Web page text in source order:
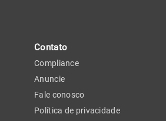
Contato
Compliance
Anuncie
Fale conosco
Política de privacidade